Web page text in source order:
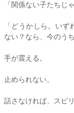
「関係ない子たちじ
「どうかしら。い
ない？なら、今のう
手が震える。
止められない。
話さなければ、スピ